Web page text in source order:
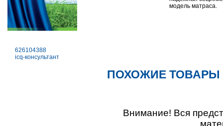
626104388
icq-консультант
модель матраса.
ПОХОЖИЕ ТОВАРЫ
Внимание! Вся